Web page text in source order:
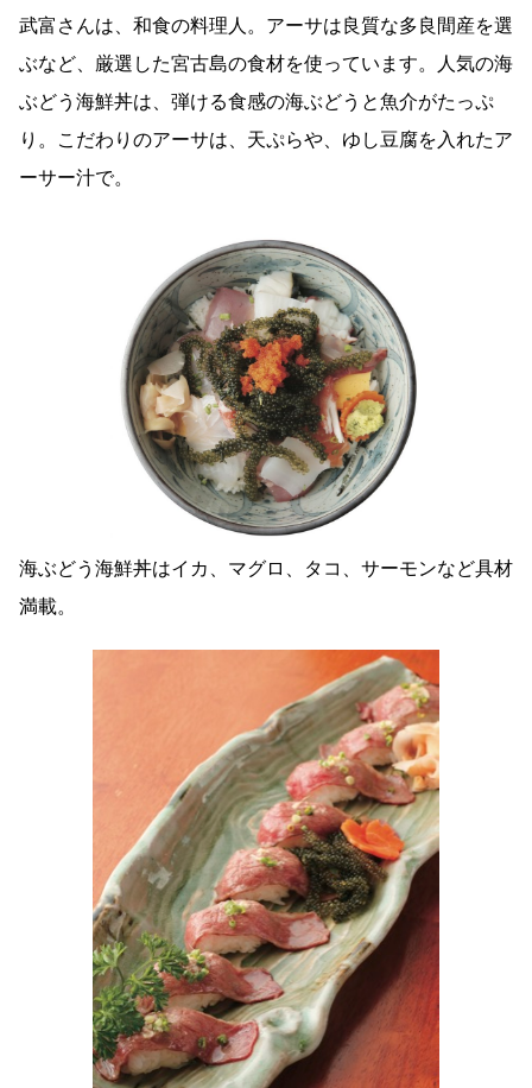
武富さんは、和食の料理人。アーサは良質な多良間産を選
ぶなど、厳選した宮古島の食材を使っています。人気の海
ぶどう海鮮丼は、弾ける食感の海ぶどうと魚介がたっぷ
り。こだわりのアーサは、天ぷらや、ゆし豆腐を入れたア
ーサー汁で。
海ぶどう海鮮丼はイカ、マグロ、タコ、サーモンなど具材
満載。